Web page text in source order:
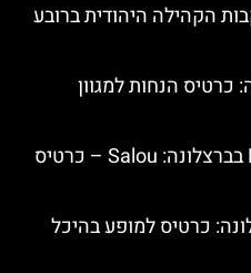
הקהילה היהודית ברובע
הנחות למגוון
פארק המים PortAventura בברצלונה: Salou – כרטיס
כרטיס למופע בהיכל